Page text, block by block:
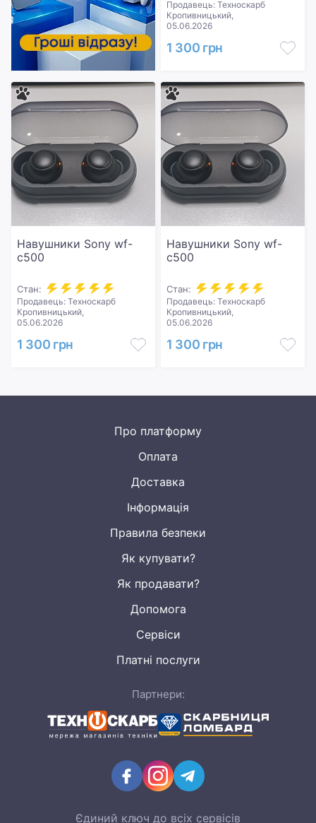
Продавець: Техноскарб
Кропивницький,
05.06.2026
1 300 грн
Навушники Sony wf-
c500
Стан:
Продавець: Техноскарб
Кропивницький,
05.06.2026
1 300 грн
Навушники Sony wf-
c500
Стан:
Продавець: Техноскарб
Кропивницький,
05.06.2026
1 300 грн
Про платформу
Оплата
Доставка
Інформація
Правила безпеки
Як купувати?
Як продавати?
Допомога
Сервіси
Платні послуги
Партнери:
Єдиний ключ до всіх сервісів